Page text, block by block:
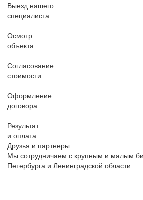
Выезд нашего
специалиста
Осмотр
объекта
Согласование
стоимости
Оформление
договора
Результат
и оплата
Друзья и партнеры
Мы сотрудничаем с крупным и малым
Петербурга и Ленинградской области